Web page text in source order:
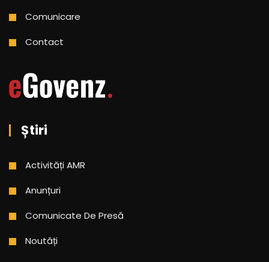
Comunicare
Contact
Știri
Activități AMR
Anunțuri
Comunicate De Presă
Noutăți